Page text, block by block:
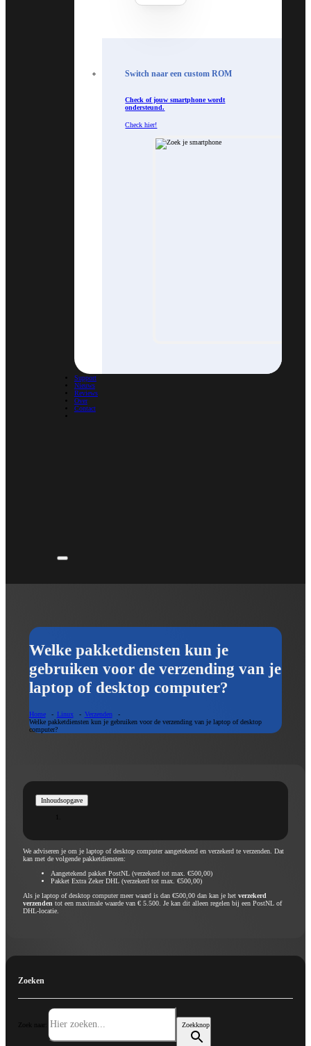
Switch naar een custom ROM
Check of jouw smartphone wordt
ondersteund.
Check hier!
Support
Nieuws
Reviews
Over
Contact
Welke pakketdiensten kun je
gebruiken voor de verzending van je
laptop of desktop computer?
Home Linux
Verzenden
Welke pakketdiensten kun je gebruiken voor de verzending van je laptop of desktop
computer?
Inhoudsopgave
We adviseren je om je laptop of desktop computer aangetekend en verzekerd te verzenden. Dat
kan met de volgende pakketdiensten:
Aangetekend pakket PostNL (verzekerd tot max. €500,00)
Pakket Extra Zeker DHL (verzekerd tot max. €500,00)
Als je laptop of desktop computer meer waard is dan €500,00 dan kan je het verzekerd
verzenden tot een maximale waarde van € 5.500. Je kan dit alleen regelen bij een PostNL of
DHL-locatie.
Zoeken
Zoek naar: Zoekknop